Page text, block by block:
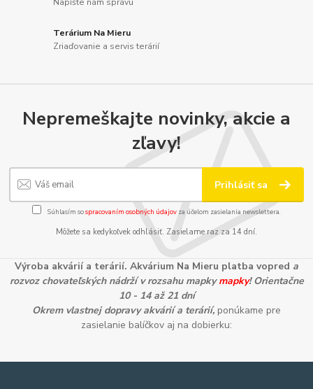
Napíšte nám správu
Terárium Na Mieru
Zriaďovanie a servis terárií
Nepremeškajte novinky, akcie a
zľavy!
Prihlásiť sa
Súhlasím sospracovaním osobných údajov za účelom zasielania newslettera.
Môžete sa kedykoľvek odhlásiť. Zasielame raz za 14 dní.
Výroba akvárií a terárií. Akvárium Na Mieru platba vopred a
rozvoz chovateľských nádrží v rozsahu mapkymapky! Orientačne
10 - 14 až 21 dní
Okrem vlastnej dopravy akvárií a terárií, ponúkame pre
zasielanie balíčkov aj na dobierku: